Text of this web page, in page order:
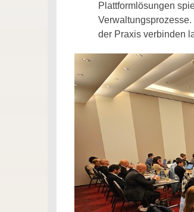
Plattformlösungen
der Praxis verbinden